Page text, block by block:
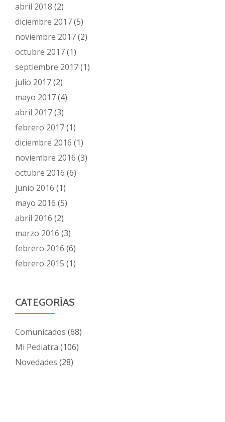
abril 2018 (2)
diciembre 2017(5)
noviembre 2017(2)
octubre 2017(1)
septiembre 2017(1)
julio 2017(2)
mayo 2017(4)
abril 2017(3)
febrero 2017(1)
diciembre 2016 (1)
noviembre 2016 (3)
octubre 2016 (6)
junio 2016 (1)
mayo 2016 (5)
abril 2016 (2)
marzo 2016 (3)
febrero 2016 (6)
febrero 2015 (1)
CATEGORÍAS
Comunicados (68)
Mi Pediatra (106)
Novedades (28)